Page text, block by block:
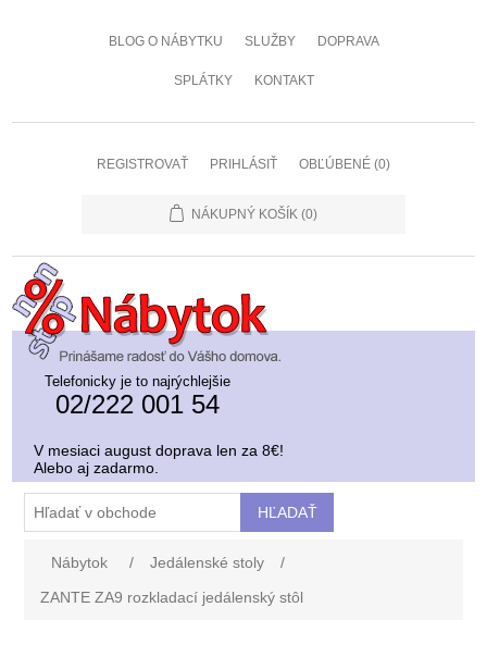
BLOG O NÁBYTKU SLUŽBY DOPRAVA
SPLÁTKY KONTAKT
REGISTROVAŤ PRIHLÁSIŤ OBĽÚBENÉ (0)
NÁKUPNÝ KOŠÍK (0)
Telefonicky je to najrýchlejšie
02/222 001 54
V mesiaci august doprava len za 8€!
Alebo aj zadarmo.
Nábytok / Jedálenské stoly
/
ZANTE ZA9 rozkladací jedálenský stôl